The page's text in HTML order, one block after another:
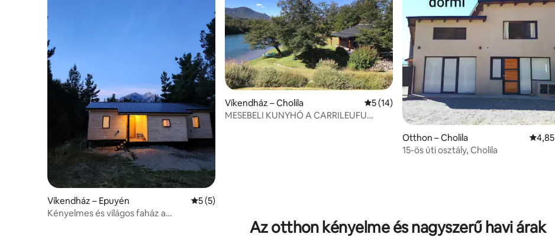
Víkendház – Epuyén Átlagos értékelés: 5/5, 5 vélemény
5 (5)
Kényelmes és világos faház a
Víkendház – Cholila Átlagos értékelés: 5/5, 14 vélemény
5 (14)
MESEBELI KUNYHÓ A CARRILEUFU
Otthon – Cholila
15-ös úti osztály, Cholila
Az otthon kényelme és nagyszerű havi árak